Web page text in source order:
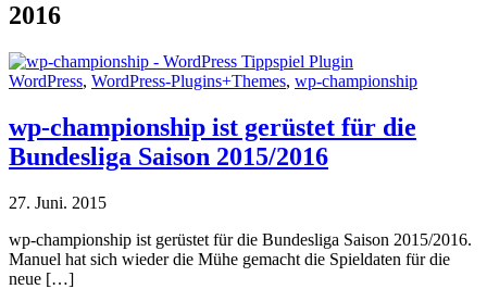
2016
WordPress, WordPress-Plugins+Themes, wp-championship
wp-championship ist gerüstet für die
Bundesliga Saison 2015/2016
27. Juni. 2015
wp-championship ist gerüstet für die Bundesliga Saison 2015/2016.
Manuel hat sich wieder die Mühe gemacht die Spieldaten für die
neue […]